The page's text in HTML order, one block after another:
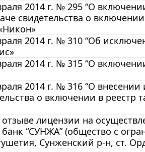
2014 г. № 295 “О
свидетельства о включении
2014 г. № 310 “Об
2014 г. № 315 “О
2014 г. № 316 “О внесении
о включении в реестр
лицензии на
“СУНЖА” (общество с
Сунженский р-н, ст.